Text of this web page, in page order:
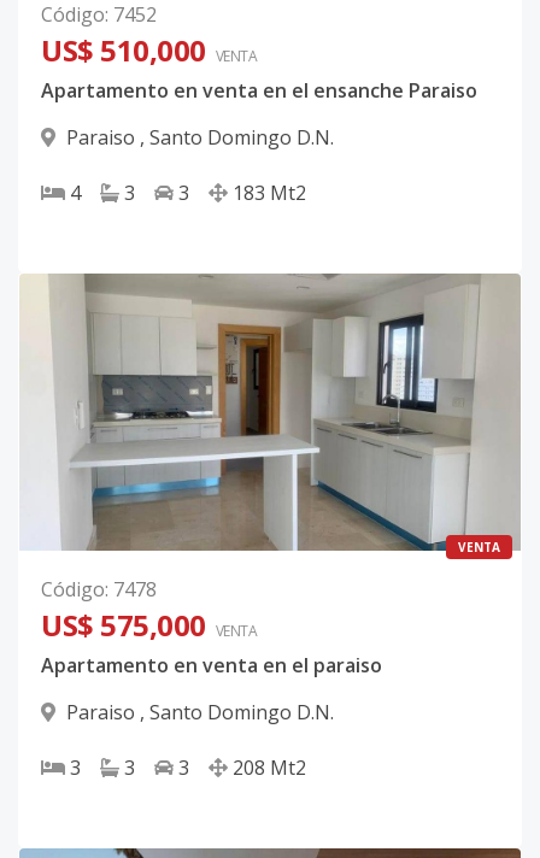
Código: 7452
US$ 510,000 VENTA
Apartamento en venta en el ensanche Paraiso
Paraiso , Santo Domingo D.N.
4 3 3 183 Mt2
VENTA
Código: 7478
US$ 575,000 VENTA
Apartamento en venta en el paraiso
Paraiso , Santo Domingo D.N.
3 3 3 208 Mt2